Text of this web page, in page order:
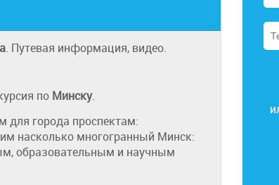
. Путевая информация, видео.
по Минску.
города проспектам:
насколько многогранный Минск:
образовательным и научным